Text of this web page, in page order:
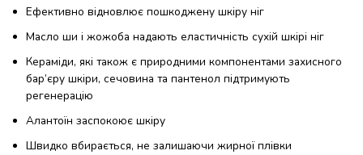
Ефективно відновлює пошкоджену шкіру ніг
Масло ши і жожоба надають еластичність сухій шкірі ніг
Кераміди, які також є природними компонентами захисного
бар’єру шкіри, сечовина та пантенол підтримують
регенерацію
Алантоїн заспокоює шкіру
Швидко вбирається, не залишаючи жирної плівки